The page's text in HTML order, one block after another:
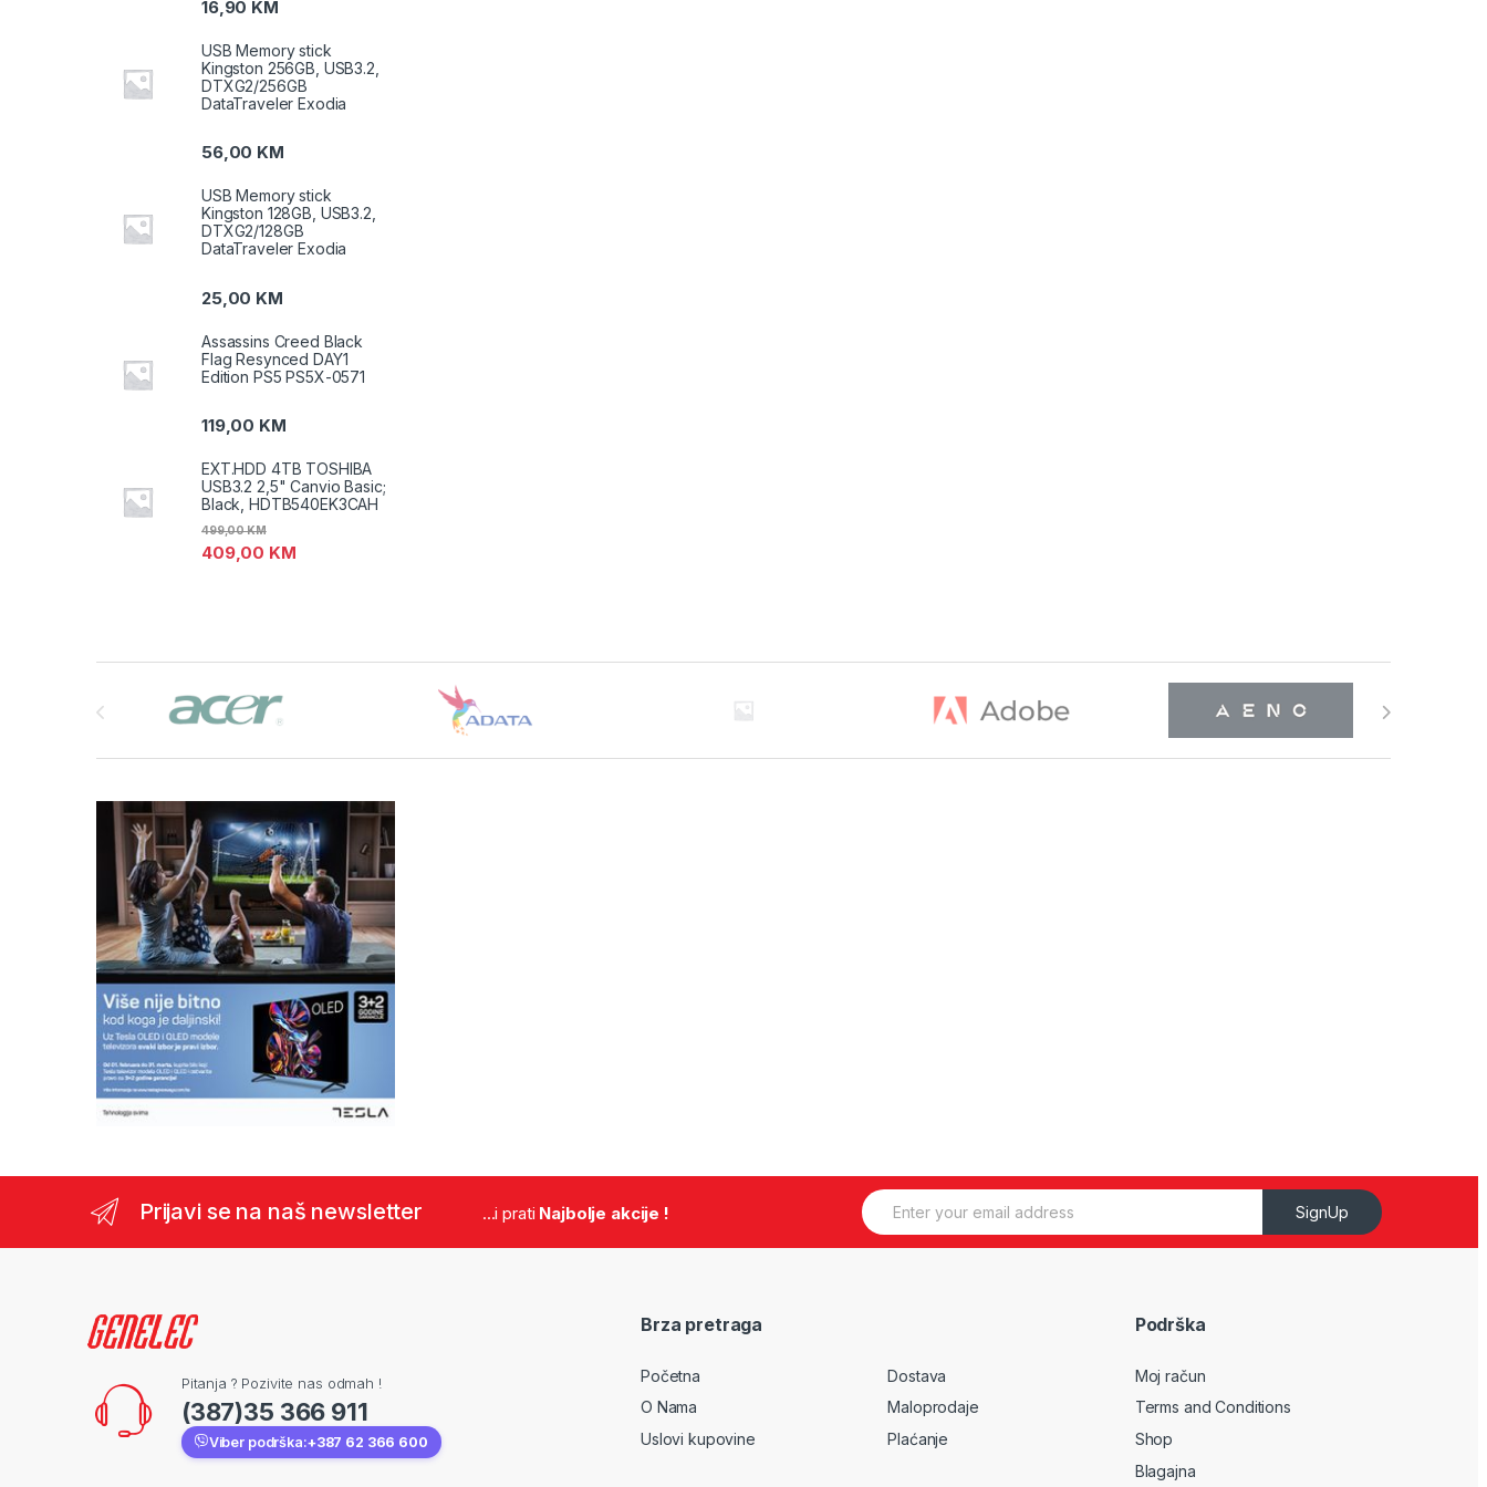
16,90 KM
USB Memory stick
Kingston 256GB, USB3.2,
DTXG2/256GB
DataTraveler Exodia
56,00 KM
USB Memory stick
Kingston 128GB, USB3.2,
DTXG2/128GB
DataTraveler Exodia
25,00 KM
Assassins Creed Black
Flag Resynced DAY1
Edition PS5 PS5X-0571
119,00 KM
EXT.HDD 4TB TOSHIBA
USB3.2 2,5" Canvio Basic;
Black, HDTB540EK3CAH
409,00 KM
499,00KM
Prijavi se na naš newsletter ...i prati Najbolje akcije !
E
m
SignUp
Pitanja ? Pozivite nas odmah !
(387)35 366 911
Viber podrška:+387 62 366 600
Brza pretraga
Početna
O Nama
Uslovi kupovine
Dostava
Maloprodaje
Plaćanje
Podrška
Moj račun
Terms and Conditions
Shop
Blagajna